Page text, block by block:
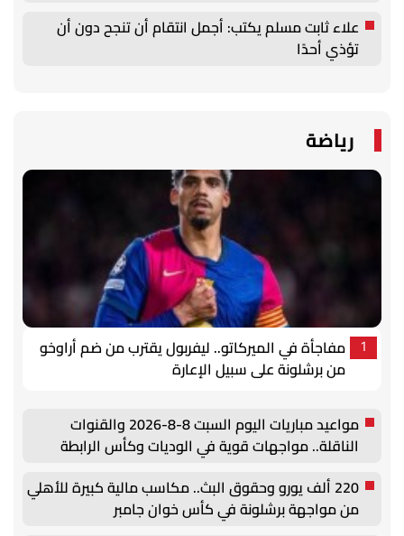
علاء ثابت مسلم يكتب: أجمل انتقام أن تنجح دون أن
تؤذي أحدًا
رياضة
1
مفاجأة في الميركاتو.. ليفربول يقترب من ضم أراوخو
من برشلونة على سبيل الإعارة
مواعيد مباريات اليوم السبت 8-8-2026 والقنوات
الناقلة.. مواجهات قوية في الوديات وكأس الرابطة
220 ألف يورو وحقوق البث.. مكاسب مالية كبيرة للأهلي
من مواجهة برشلونة في كأس خوان جامبر